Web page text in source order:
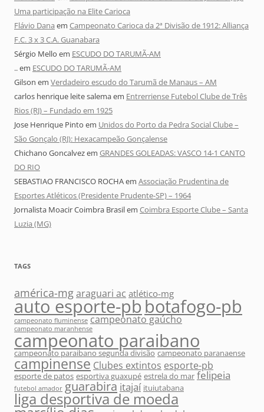
Uma participação na Elite Carioca
Flávio Dana em Campeonato Carioca da 2ª Divisão de 1912: Alliança
F.C. 3 x 3 C.A. Guanabara
Sérgio Mello em ESCUDO DO TARUMÃ-AM
..em ESCUDO DO TARUMÃ-AM
Gilson em Verdadeiro escudo do Tarumã de Manaus – AM
carlos henrique leite salemaem Entrerriense Futebol Clube de Três
Rios (RJ) – Fundado em 1925
Jose Henrique Pinto em Unidos do Porto da Pedra Social Clube –
São Gonçalo (RJ): Hexacampeão Gonçalense
Chichano Goncalvezem GRANDES GOLEADAS: VASCO 14-1 CANTO
DO RIO
SEBASTIAO FRANCISCO ROCHAem Associação Prudentina de
Esportes Atléticos (Presidente Prudente-SP) – 1964
Jornalista Moacir Coimbra Brasilem Coimbra Esporte Clube – Santa
Luzia (MG)
TAGS
américa-mgaraguari ac atlético-mg
auto esporte-pbbotafogo-pb
campeonato fluminense campeonato gaúcho
campeonato maranhense
campeonato paraibano
campeonato paraibano segunda divisão campeonato paranaense
campinense Clubes extintos esporte-pb
esporte de patos esportiva guaxupé estrela do mar felipeia
futebol amador guarabira itajaí ituiutabana
liga desportiva de moeda